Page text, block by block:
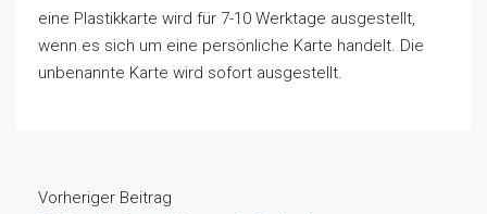
eine Plastikkarte wird für 7-10 Werktage ausgestellt,
wenn es sich um eine persönliche Karte handelt. Die
unbenannte Karte wird sofort ausgestellt.
Vorheriger Beitrag